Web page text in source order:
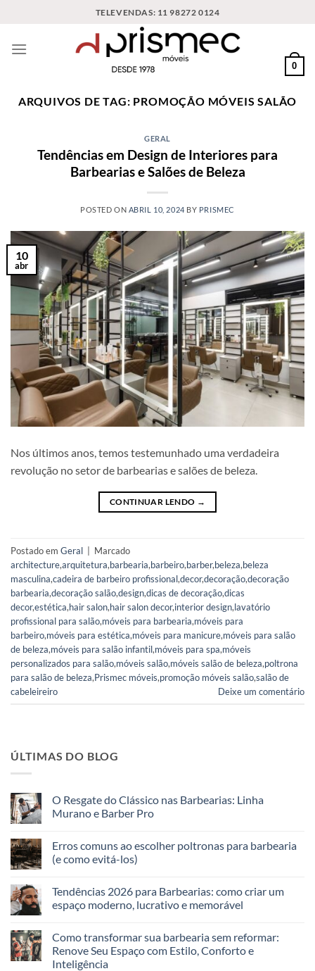
content
TELEVENDAS: 11 98272 0124
0
ARQUIVOS DE TAG: PROMOÇÃO MÓVEIS SALÃO
GERAL
Tendências em Design de Interiores para
Barbearias e Salões de Beleza
POSTED ON ABRIL 10, 2024 BY PRISMEC
10
abr
Nos últimos anos, temos testemunhado uma verdadeira
revolução no setor de barbearias e salões de beleza.
CONTINUAR LENDO →
Postado em Geral
Marcado
architecture,arquitetura,barbearia,barbeiro,barber,beleza,beleza
masculina,cadeira de barbeiro profissional,decor,decoração,decoração
barbearia,decoração salão,design,dicas de decoração,dicas
decor,estética,hair salon,hair salon decor,interior design,lavatório
profissional para salão,móveis para barbearia,móveis para
barbeiro,móveis para estética,móveis para manicure,móveis para salão
de beleza,móveis para salão infantil,móveis para spa,móveis
personalizados para salão,móveis salão,móveis salão de beleza,poltrona
para salão de beleza,Prismec móveis,promoção móveis salão,salão de
cabeleireiro
Deixe um comentário
ÚLTIMAS DO BLOG
O Resgate do Clássico nas Barbearias: Linha
Murano e Barber Pro
Erros comuns ao escolher poltronas para barbearia
(e como evitá-los)
Tendências 2026 para Barbearias: como criar um
espaço moderno, lucrativo e memorável
Como transformar sua barbearia sem reformar:
Renove Seu Espaço com Estilo, Conforto e
Inteligência